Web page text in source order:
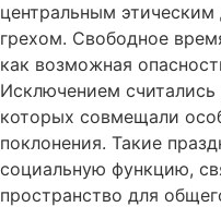
центральным
грехом. Свободное
как возможная
Исключением
которых совмещали
поклонения. Такие
социальную функцию,
пространство для